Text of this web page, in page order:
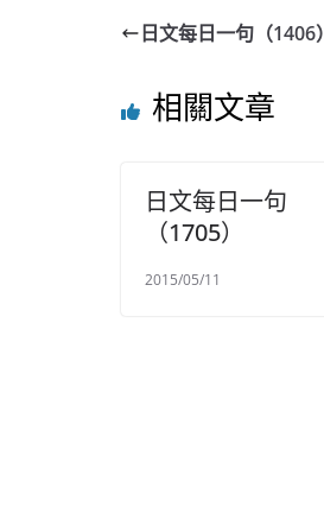
日文每日一句（1406）
相關文章
日文每日一句
（1705）
2015/05/11